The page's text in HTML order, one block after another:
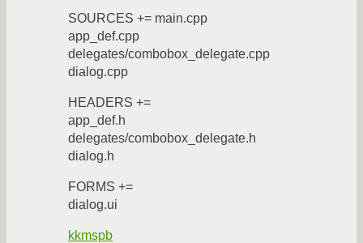
SOURCES += main.cpp
app_def.cpp
delegates/combobox_delegate.cpp
dialog.cpp
HEADERS +=
app_def.h
delegates/combobox_delegate.h
dialog.h
FORMS +=
dialog.ui
kkmspb